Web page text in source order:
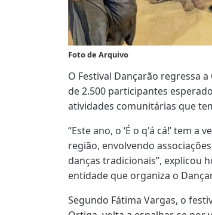
Foto de Arquivo
O Festival Dançarão regressa
de 2.500 participantes
atividades comunitárias que
“Este ano, o ‘É o q'á cá!’ tem
região, envolvendo
danças tradicionais”, explicou
entidade que organiza o
Segundo Fátima Vargas, o